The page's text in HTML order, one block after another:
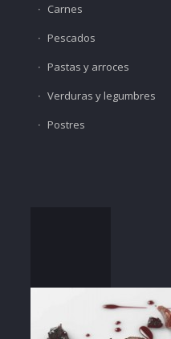
Carnes
Pescados
Pastas y arroces
Verduras y legumbres
Postres